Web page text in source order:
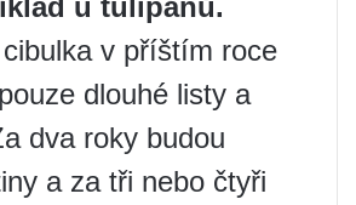
u tulipánů.
v příštím roce
dlouhé listy a
dva roky budou
a za tři nebo čtyři